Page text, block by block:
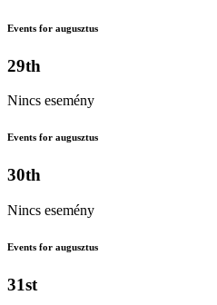
Events for augusztus
29th
Nincs esemény
Events for augusztus
30th
Nincs esemény
Events for augusztus
31st